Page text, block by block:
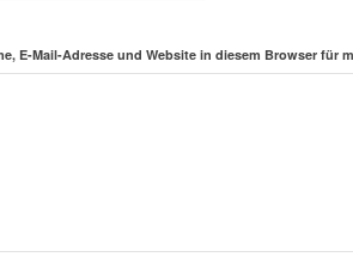
E-Mail-Adresse und Website in diesem Browser für